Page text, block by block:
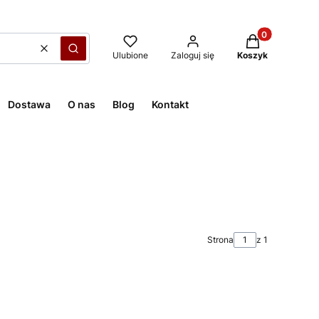
WyczyśćSzukaj Ulubione Zaloguj się
Produkty w
Koszyk
Dostawa O nas Blog Kontakt
Strona z 1